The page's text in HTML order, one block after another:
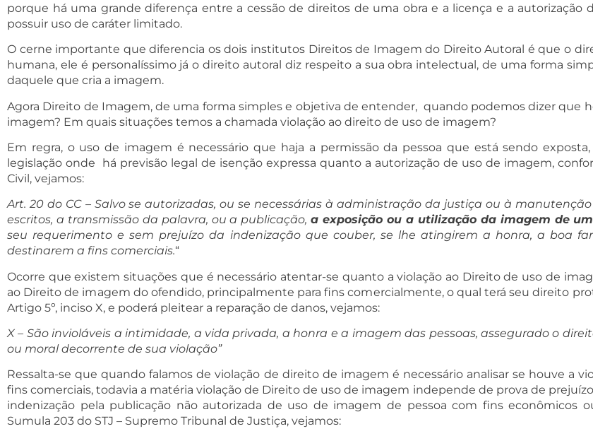
porque há uma grande diferença entre a cessão de direitos de uma obra e a licença e a
possuir uso de caráter limitado.
O cerne importante que diferencia os dois institutos Direitos de Imagem do Direito Autoral é que o
humana, ele é personalíssimo já o direito autoral diz respeito a sua obra intelectual, de uma forma
daquele que cria a imagem.
Agora Direito de Imagem, de uma forma simples e objetiva de entender, quando podemos dizer que
imagem? Em quais situações temos a chamada violação ao direito de uso de imagem?
Em regra, o uso de imagem é necessário que haja a permissão da pessoa que está sendo
legislação onde há previsão legal de isenção expressa quanto a autorização de uso de imagem,
Civil, vejamos:
Art. 20 do CC – Salvo se autorizadas, ou se necessárias à administração da justiça ou à
escritos, a transmissão da palavra, ou a publicação,a exposição ou a utilização da imagem de
seu requerimento e sem prejuízo da indenização que couber, se lhe atingirem a honra, a boa
destinarem a fins comerciais.“
Ocorre que existem situações que é necessário atentar-se quanto a violação ao Direito de uso de
ao Direito de imagem do ofendido, principalmente para fins comercialmente, o qual terá seu direito
Artigo 5º, inciso X, e poderá pleitear a reparação de danos, vejamos:
X – São invioláveis a intimidade, a vida privada, a honra e a imagem das pessoas, assegurado o
ou moral decorrente de sua violação”
Ressalta-se que quando falamos de violação de direito de imagem é necessário analisar se houve a
fins comerciais, todavia a matéria violação de Direito de uso de imagem independe de prova de
indenização pela publicação não autorizada de uso de imagem de pessoa com fins econômicos
Sumula 203 do STJ – Supremo Tribunal de Justiça, vejamos: